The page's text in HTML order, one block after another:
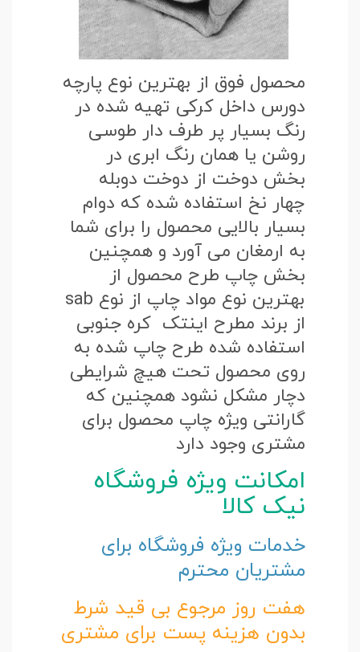
محصول فوق از بهترین نوع پارچه
دورس داخل کرکی تهیه شده در
رنگ بسیار پر طرف دار طوسی
روشن یا همان رنگ ابری در
بخش دوخت از دوخت دوبله
چهار نخ استفاده شده که دوام
بسیار بالایی محصول را برای شما
به ارمغان می آورد و همچنین
بخش چاپ طرح محصول از
بهترین نوع مواد چاپ از نوع sab
از برند مطرح اینتک کره جنوبی
استفاده شده طرح چاپ شده به
روی محصول تحت هیچ شرایطی
دچار مشکل نشود همچنین که
گارانتی ویژه چاپ محصول برای
مشتری وجود دارد
امکانت ویژه فروشگاه
نیک کالا
خدمات ویژه فروشگاه برای
مشتریان محترم
هفت روز مرجوع بی قید شرط
بدون هزینه پست برای مشتری